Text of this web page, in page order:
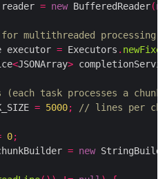
= new BufferedReader(
multithreaded processing
executor
= Executors .
<JSONArray>
(each task processes a
= 5000;
// lines per
0;
= new